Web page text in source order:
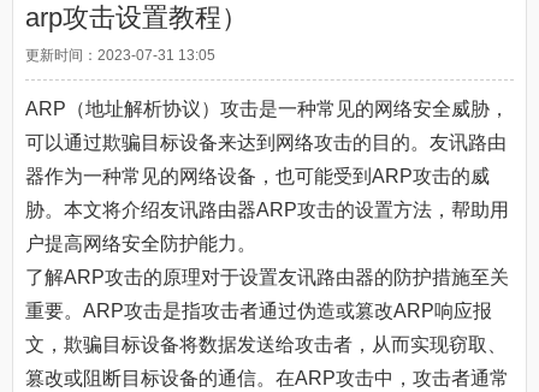
arp攻击设置教程）
更新时间：2023-07-31 13:05
ARP（地址解析协议）攻击是一种常见的网络安全威胁，
可以通过欺骗目标设备来达到网络攻击的目的。友讯路由
器作为一种常见的网络设备，也可能受到ARP攻击的威
胁。本文将介绍友讯路由器ARP攻击的设置方法，帮助用
户提高网络安全防护能力。
了解ARP攻击的原理对于设置友讯路由器的防护措施至关
重要。ARP攻击是指攻击者通过伪造或篡改ARP响应报
文，欺骗目标设备将数据发送给攻击者，从而实现窃取、
篡改或阻断目标设备的通信。在ARP攻击中，攻击者通常